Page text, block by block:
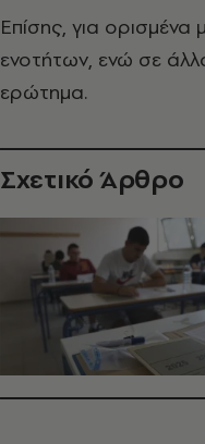
Επίσης, για
ενοτήτων, ενώ σε
ερώτημα.
Σχετικό Άρθρο